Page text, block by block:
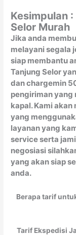
Kesimpulan
Selor Murah
Jika anda
melayani segala
siap membantu
Tanjung Selor
dan chargemin
pengiriman
kapal. Kami
yang
layanan yang
service serta
negosiasi
yang akan siap
anda.
Berapa tarif
Tarif Ekspedisi